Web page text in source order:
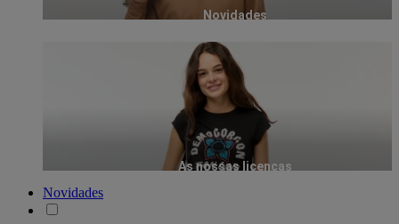
Novidades
As nossas licenças
Novidades